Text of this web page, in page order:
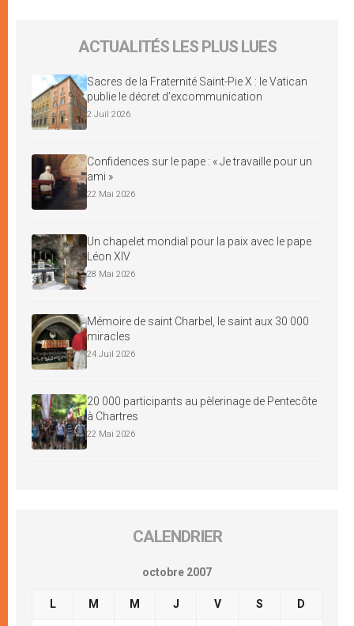
ACTUALITÉS LES PLUS LUES
Sacres de la Fraternité Saint-Pie X : le Vatican
publie le décret d’excommunication
2 Juil 2026
Confidences sur le pape : « Je travaille pour un
ami »
22 Mai 2026
Un chapelet mondial pour la paix avec le pape
Léon XIV
28 Mai 2026
Mémoire de saint Charbel, le saint aux 30 000
miracles
24 Juil 2026
20 000 participants au pèlerinage de Pentecôte
à Chartres
22 Mai 2026
CALENDRIER
octobre 2007
L M M J V S D